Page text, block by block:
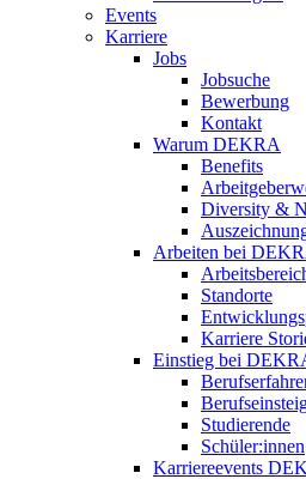
Events
Karriere
Jobs
Jobsuche
Bewerbung
Kontakt
Warum DEKRA
Benefits
Diversity &
Arbeiten bei
Standorte
Karriere
Einstieg bei
Studierende
Schüler:innen
Karriereevents